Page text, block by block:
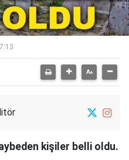
kişiler belli oldu.